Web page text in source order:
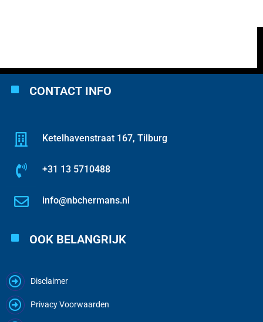
CONTACT INFO
Ketelhavenstraat 167, Tilburg
+31 13 5710488
info@nbchermans.nl
OOK BELANGRIJK
Disclaimer
Privacy Voorwaarden